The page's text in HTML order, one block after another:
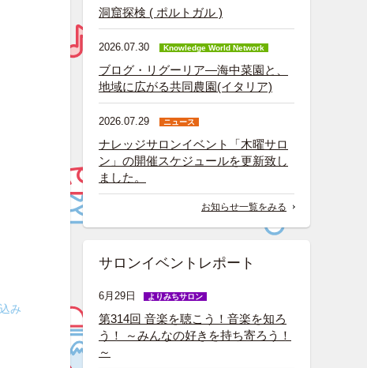
み
洞窟探検 ( ポルトガル )
2026.07.30 Knowledge World Network
ブログ・リグーリア―海中菜園と、
地域に広がる共同農園(イタリア)
2026.07.29 ニュース
ナレッジサロンイベント「木曜サロ
ン」の開催スケジュールを更新致し
ました。
お知らせ一覧をみる
サロンイベントレポート
6月29日 よりみちサロン
第314回 音楽を聴こう！音楽を知ろ
う！ ～みんなの好きを持ち寄ろう！
～